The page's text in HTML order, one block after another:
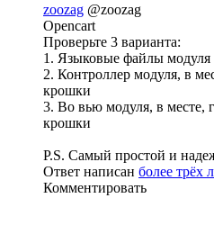
zoozag @zoozag
Opencart
Проверьте 3 варианта:
1. Языковые файлы модуля
2. Контроллер модуля, в
крошки
3. Во вью модуля, в месте,
крошки
P.S. Самый простой и
Ответ написан более трёх
Комментировать